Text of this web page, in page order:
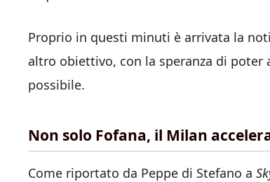
Proprio in questi minuti è arrivata la
altro obiettivo, con la speranza di poter
possibile.
Non solo Fofana, il Milan
Come riportato da Peppe di Stefano a